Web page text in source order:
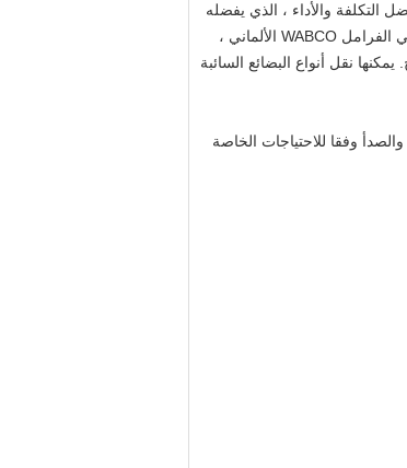
التكلفة والأداء ، الذي يفضله
العملاء من الخارج. والأجزاء الرئيسية تتبنى الدولية المعروفة العلامات التجارية ، على سبيل المثال الألمانية ZF8118 التوجيه ، ونظام التحكم في الفرامل WABCO الألماني ،
يمكنها نقل أنواع البضائع السائبة
وفقا للاحتياجات الخاصة